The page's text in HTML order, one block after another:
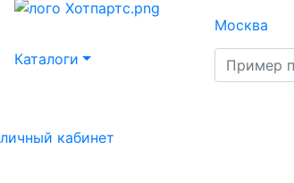
Москва
Каталоги
личный кабинет